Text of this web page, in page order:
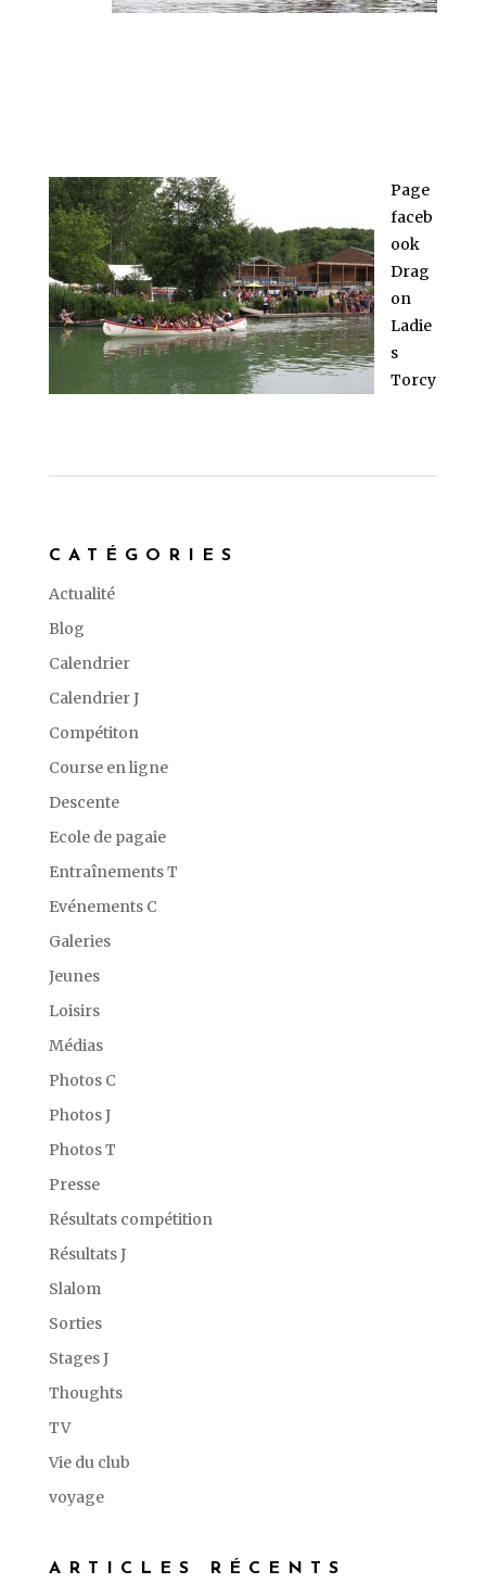
Page
faceb
ook
Drag
on
Ladie
s
Torcy
CATÉGORIES
Actualité
Blog
Calendrier
Calendrier J
Compétiton
Course en ligne
Descente
Ecole de pagaie
Entraînements T
Evénements C
Galeries
Jeunes
Loisirs
Médias
Photos C
Photos J
Photos T
Presse
Résultats compétition
Résultats J
Slalom
Sorties
Stages J
Thoughts
TV
Vie du club
voyage
ARTICLES RÉCENTS